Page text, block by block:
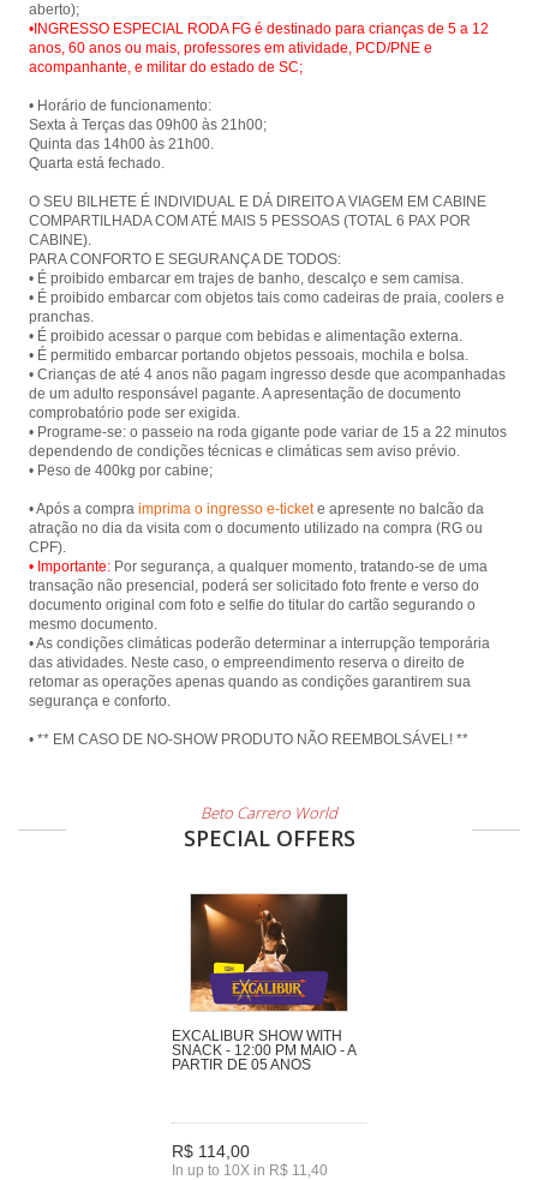
•INGRESSO ESPECIAL RODA FG é destinado para crianças de 5 a 12
anos, 60 anos ou mais, professores em atividade, PCD/PNE e
acompanhante, e militar do estado de SC;
• Horário de funcionamento:
Sexta à Terças das 09h00 às 21h00;
Quinta das 14h00 às 21h00.
Quarta está fechado.
O SEU BILHETE É INDIVIDUAL E DÁ DIREITO A VIAGEM EM CABINE
COMPARTILHADA COM ATÉ MAIS 5 PESSOAS (TOTAL 6 PAX POR
CABINE).
PARA CONFORTO E SEGURANÇA DE TODOS:
• É proibido embarcar em trajes de banho, descalço e sem camisa.
• É proibido embarcar com objetos tais como cadeiras de praia, coolers e
pranchas.
• É proibido acessar o parque com bebidas e alimentação externa.
• É permitido embarcar portando objetos pessoais, mochila e bolsa.
• Crianças de até 4 anos não pagam ingresso desde que acompanhadas
de um adulto responsável pagante. A apresentação de documento
comprobatório pode ser exigida.
• Programe-se: o passeio na roda gigante pode variar de 15 a 22 minutos
dependendo de condições técnicas e climáticas sem aviso prévio.
• Peso de 400kg por cabine;
• Após a compra imprima o ingresso e-tickete apresente no balcão da
atração no dia da visita com o documento utilizado na compra (RG ou
• Importante: Por segurança, a qualquer momento, tratando-se de uma
transação não presencial, poderá ser solicitado foto frente e verso do
documento original com foto e selfie do titular do cartão segurando o
mesmo documento.
• As condições climáticas poderão determinar a interrupção temporária
das atividades. Neste caso, o empreendimento reserva o direito de
retomar as operações apenas quando as condições garantirem sua
segurança e conforto.
• ** EM CASO DE NO-SHOW PRODUTO NÃO REEMBOLSÁVEL! **
Beto Carrero World
SPECIAL OFFERS
EXCALIBUR SHOW WITH
SNACK - 12:00 PM MAIO - A
PARTIR DE 05 ANOS
R$ 114,00
In up to 10X in R$ 11,40